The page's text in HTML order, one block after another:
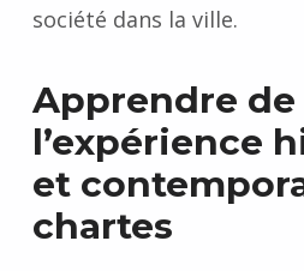
société dans la ville.
Apprendre de
l’expérience
et
chartes